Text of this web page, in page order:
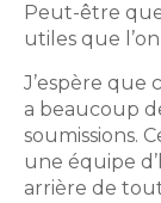
Peut-être
utiles que
J’espère que
a beaucoup
soumissions.
une équipe
arrière de